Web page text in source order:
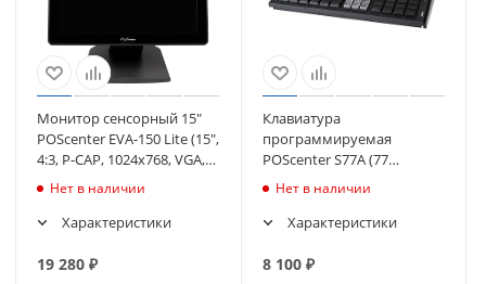
Монитор сенсорный 15"
POScenter EVA-150 Lite (15",
4:3, P-CAP, 1024х768, VGA,
USB) (3056)
Нет в наличии
Характеристики
19 280 ₽
Клавиатура
программируемая
POScenter S77A (77
клавиш, MSR, ключ, USB),
Нет в наличии
Характеристики
8 100₽